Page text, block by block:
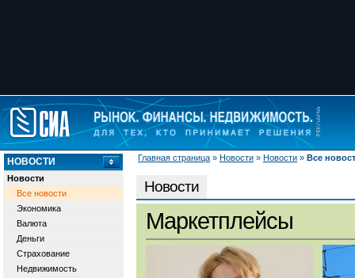
Главная страница » Новости » Новости » Все
НОВОСТИ
Новости
Все новости
Экономика
Валюта
Деньги
Страхование
Недвижимость
Новости
Маркетплейсы